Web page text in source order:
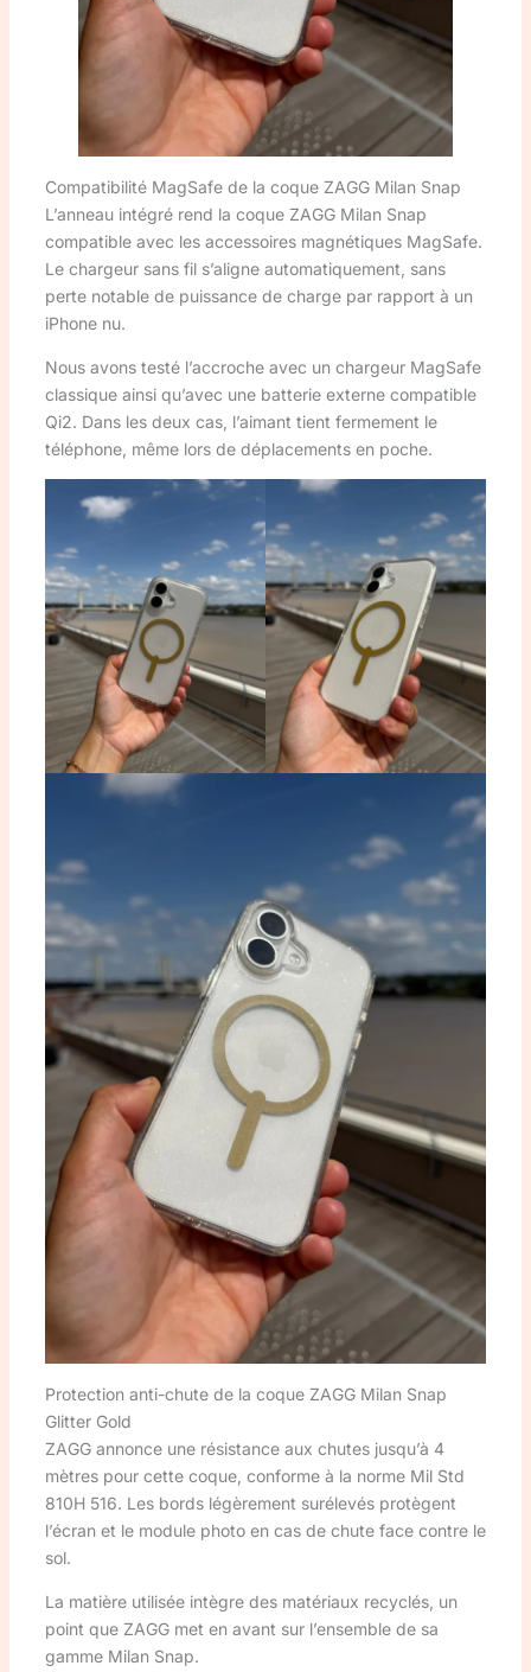
Compatibilité MagSafe de la coque ZAGG Milan Snap
L’anneau intégré rend la coque ZAGG Milan Snap
compatible avec les accessoires magnétiques MagSafe.
Le chargeur sans fil s’aligne automatiquement, sans
perte notable de puissance de charge par rapport à un
iPhone nu.
Nous avons testé l’accroche avec un chargeur MagSafe
classique ainsi qu’avec une batterie externe compatible
Qi2. Dans les deux cas, l’aimant tient fermement le
téléphone, même lors de déplacements en poche.
Protection anti-chute de la coque ZAGG Milan Snap
Glitter Gold
ZAGG annonce une résistance aux chutes jusqu’à 4
mètres pour cette coque, conforme à la norme Mil Std
810H 516. Les bords légèrement surélevés protègent
l’écran et le module photo en cas de chute face contre le
sol.
La matière utilisée intègre des matériaux recyclés, un
point que ZAGG met en avant sur l’ensemble de sa
gamme Milan Snap.